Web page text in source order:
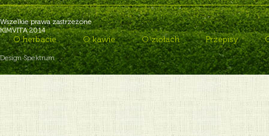
Wszelkie prawa zastrzeżone
KIMVITA 2014
O herbacie O kawie O ziołach Przepisy
Design Spektrum